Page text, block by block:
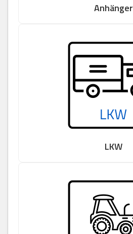
Anhänger
LKW